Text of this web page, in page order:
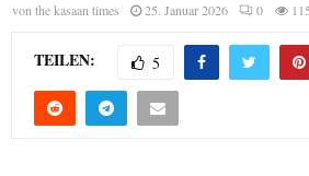
vonthe kasaan times 25. Januar 2026 0
TEILEN: 5